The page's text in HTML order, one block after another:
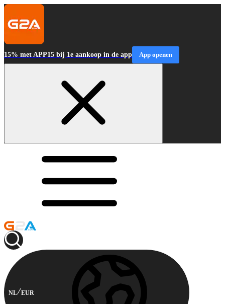
15% met APP15 bij 1e aankoop in de app App openen
NL EUR